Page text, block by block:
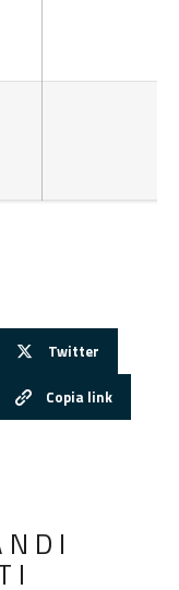
Twitter
Copia link